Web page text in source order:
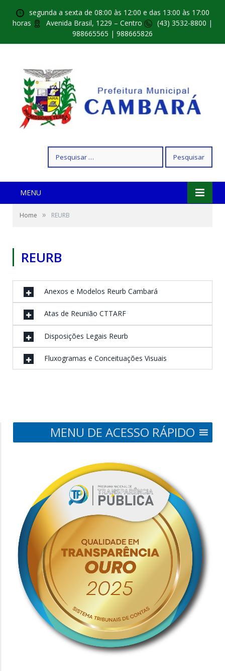
segunda a sexta de 08:00 às 12:00 e das 13:00 às 17:00
horas
Avenida Brasil, 1229 – Centro
(43) 3532-8800 |
988665565 | 988665826
por:
MENU
Home » REURB
REURB
Anexos e Modelos Reurb Cambará
Atas de Reunião CTTARF
Disposições Legais Reurb
Fluxogramas e Conceituações Visuais
MENU DE ACESSO RÁPIDO